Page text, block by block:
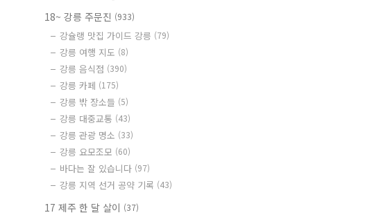
18~ 강릉 주문진 (933)
강슐랭 맛집 가이드 강릉 (79)
강릉 여행 지도 (8)
강릉 음식점 (390)
강릉 카페 (175)
강릉 밖 장소들 (5)
강릉 대중교통 (43)
강릉 관광 명소 (33)
강릉 요모조모 (60)
바다는 잘 있습니다 (97)
강릉 지역 선거 공약 기록 (43)
17 제주 한 달 살이 (37)